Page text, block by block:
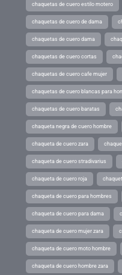
chaquetas de cuero estilo motero
chaquetas de cuero de dama
chaquetas de cuero dama
chaquetas de cuero cortas
chaquetas de cuero cafe mujer
chaquetas de cuero blancas para
chaquetas de cuero baratas
chaqueta negra de cuero hombre
chaqueta de cuero zara
chaqueta de cuero stradivarius
chaqueta de cuero roja
chaqueta de cuero para hombres
chaqueta de cuero para dama
chaqueta de cuero mujer zara
chaqueta de cuero moto hombre
chaqueta de cuero hombre zara